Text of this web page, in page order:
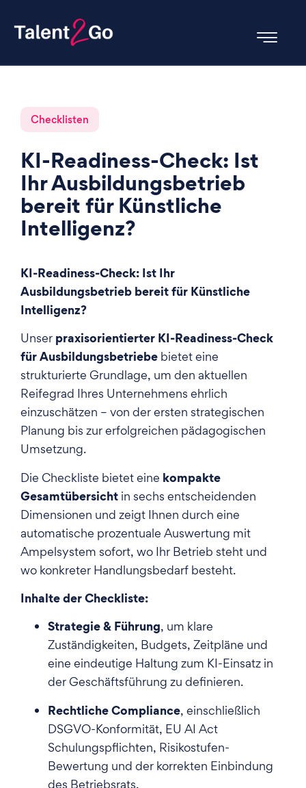
Checklisten
KI-Readiness-Check: Ist
Ihr Ausbildungsbetrieb
bereit für Künstliche
Intelligenz?
KI-Readiness-Check: Ist Ihr
Ausbildungsbetrieb bereit für Künstliche
Intelligenz?
Unser praxisorientierter KI-Readiness-Check
für Ausbildungsbetriebe bietet eine
strukturierte Grundlage, um den aktuellen
Reifegrad Ihres Unternehmens ehrlich
einzuschätzen – von der ersten strategischen
Planung bis zur erfolgreichen pädagogischen
Umsetzung.
Die Checkliste bietet eine kompakte
Gesamtübersicht in sechs entscheidenden
Dimensionen und zeigt Ihnen durch eine
automatische prozentuale Auswertung mit
Ampelsystem sofort, wo Ihr Betrieb steht und
wo konkreter Handlungsbedarf besteht.
Inhalte der Checkliste:
Strategie & Führung, um klare
Zuständigkeiten, Budgets, Zeitpläne und
eine eindeutige Haltung zum KI-Einsatz in
der Geschäftsführung zu definieren.
Rechtliche Compliance, einschließlich
DSGVO-Konformität, EU AI Act
Schulungspflichten, Risikostufen-
Bewertung und der korrekten Einbindung
des Betriebsrats.